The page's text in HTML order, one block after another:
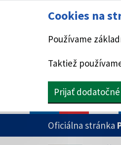
Cookies na
Používame
Taktiež
Prijať
PRESKOČIŤ NA HLAVNÝ
Oficiálna stránka